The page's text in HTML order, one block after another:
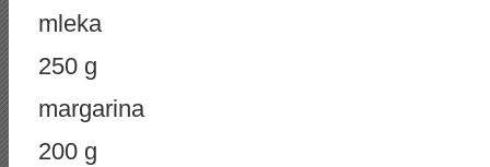
mleka
250 g
margarina
200 g